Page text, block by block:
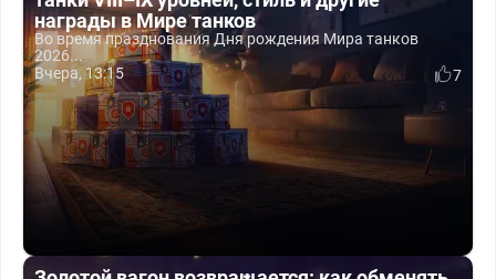
награды в Мире танков
Во время празднования Дня рождения Мира танков
2026...
Вчера, 13:15
7